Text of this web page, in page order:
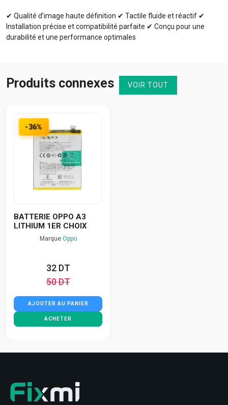
✔ Qualité d’image haute définition ✔ Tactile fluide et réactif ✔
Installation précise et compatibilité parfaite ✔ Conçu pour une
durabilité et une performance optimales
Produits connexes VOIR TOUT
-36%
BATTERIE OPPO A3
LITHIUM 1ER CHOIX
Marque Oppo
32 DT
50 DT
AJOUTER AU PANIER
ACHETER